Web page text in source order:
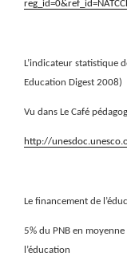
L’indicateur statistique
Education Digest 2008)
Vu dans Le Café
http://
Le financement de
5% du PNB en
l’éducation